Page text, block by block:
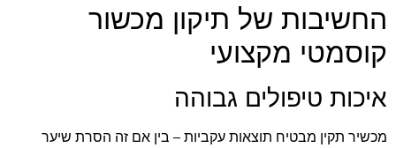
החשיבות של תיקון מכשור
קוסמטי מקצועי
איכות טיפולים גבוהה
מכשיר תקין מבטיח תוצאות עקביות – בין אם זה הסרת שיער